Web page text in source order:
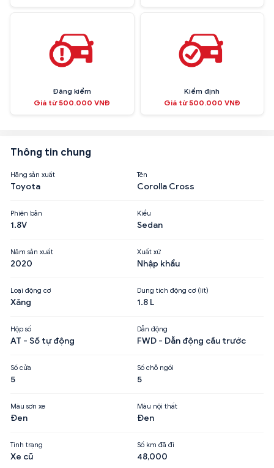
Đăng kiểm
Giá từ 500.000 VNĐ
Kiểm định
Giá từ 500.000 VNĐ
Thông tin chung
Hãng sản xuất
Toyota
Tên
Corolla Cross
Phiên bản
1.8V
Kiểu
Sedan
Năm sản xuất
2020
Xuất xứ
Nhập khẩu
Loại động cơ
Xăng
Dung tích động cơ (lít)
1.8 L
Hộp số
AT - Số tự động
Dẫn động
FWD - Dẫn động cầu trước
Số cửa
5
Số chỗ ngồi
5
Màu sơn xe
Đen
Màu nội thất
Đen
Tình trạng
Xe cũ
Số km đã đi
48,000